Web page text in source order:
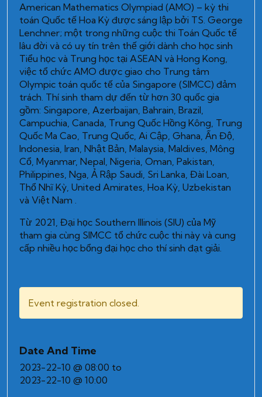
American Mathematics Olympiad (AMO) – kỳ thi
toán Quốc tế Hoa Kỳ được sáng lập bởi TS. George
Lenchner; một trong những cuộc thi Toán Quốc tế
lâu đời và có uy tín trên thế giới dành cho học sinh
Tiểu học và Trung học tại ASEAN và Hong Kong,
việc tổ chức AMO được giao cho Trung tâm
Olympic toán quốc tế của Singapore (SIMCC) đảm
trách. Thí sinh tham dự đến từ hơn 30 quốc gia
gồm: Singapore, Azerbaijan, Bahrain, Brazil,
Campuchia, Canada, Trung Quốc Hồng Kông, Trung
Quốc Ma Cao, Trung Quốc, Ai Cập, Ghana, Ấn Độ,
Indonesia, Iran, Nhật Bản, Malaysia, Maldives, Mông
Cổ, Myanmar, Nepal, Nigeria, Oman, Pakistan,
Philippines, Nga, Ả Rập Saudi, Sri Lanka, Đài Loan,
Thổ Nhĩ Kỳ, United Amirates, Hoa Kỳ, Uzbekistan
và Việt Nam .
Từ 2021, Đại học Southern Illinois (SIU) của Mỹ
tham gia cùng SIMCC tổ chức cuộc thi này và cung
cấp nhiều học bổng đại học cho thí sinh đạt giải.
Event registration closed.
Date And Time
2023-22-10 @ 08:00 to
2023-22-10 @ 10:00